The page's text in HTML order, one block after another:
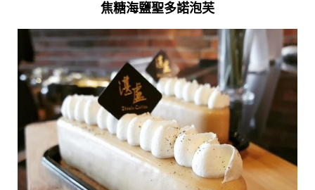
焦糖海鹽聖多諾泡芙